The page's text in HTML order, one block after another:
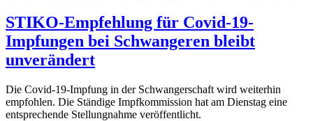
STIKO-Empfehlung für Covid-19-
Impfungen bei Schwangeren bleibt
unverändert
Die Covid-19-Impfung in der Schwangerschaft wird weiterhin
empfohlen. Die Ständige Impfkommission hat am Dienstag eine
entsprechende Stellungnahme veröffentlicht.